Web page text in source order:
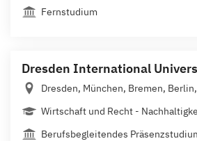
Fernstudium
Dresden International
Dresden, München, Bremen,
Wirtschaft und Recht -
Berufsbegleitendes